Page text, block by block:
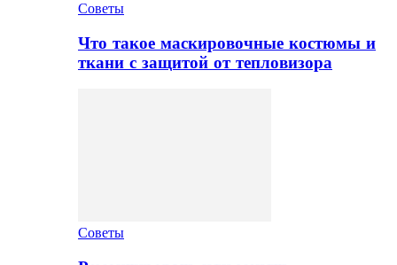
Советы
Что такое маскировочные костюмы и
ткани с защитой от тепловизора
Советы